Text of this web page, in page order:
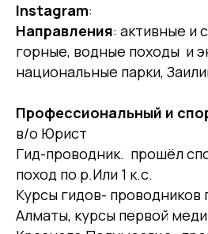
Instagram:
Направления: активные и
горные, водные походы и
национальные парки,
Профессиональный и
в/о Юрист
Гид-проводник. прошёл
поход по р.Или 1 к.с.
Курсы гидов-
Алматы, курсы первой